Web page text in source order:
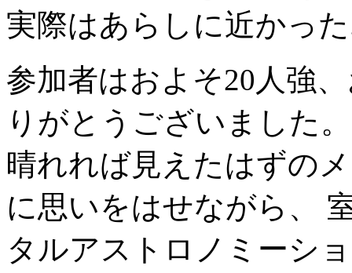
実際はあらしに近かっ
参加者はおよそ20人強
りがとうございました。
晴れれば見えたはずの
に思いをはせながら、
タルアストロノミーシ